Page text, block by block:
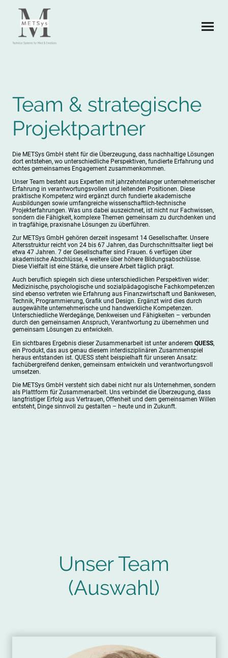
Team & strategische
Projektpartner
Die METSys GmbH steht für die Überzeugung, dass nachhaltige Lösungen
dort entstehen, wo unterschiedliche Perspektiven, fundierte Erfahrung und
echtes gemeinsames Engagement zusammenkommen.
Unser Team besteht aus Experten mit jahrzehntelanger unternehmerischer
Erfahrung in verantwortungsvollen und leitenden Positionen. Diese
praktische Kompetenz wird ergänzt durch fundierte akademische
Ausbildungen sowie umfangreiche wissenschaftlich-technische
Projekterfahrungen. Was uns dabei auszeichnet, ist nicht nur Fachwissen,
sondern die Fähigkeit, komplexe Themen gemeinsam zu durchdenken und
in tragfähige, praxisnahe Lösungen zu überführen.
Zur METSys GmbH gehören derzeit insgesamt 14 Gesellschafter. Unsere
Altersstruktur reicht von 24 bis 67 Jahren, das Durchschnittsalter liegt bei
etwa 47 Jahren. 7 der Gesellschafter sind Frauen. 6 verfügen über
akademische Abschlüsse, 4 weitere über höhere Bildungsabschlüsse.
Diese Vielfalt ist eine Stärke, die unsere Arbeit täglich prägt.
Auch beruflich spiegeln sich diese unterschiedlichen Perspektiven wider:
Medizinische, psychologische und sozialpädagogische Fachkompetenzen
sind ebenso vertreten wie Erfahrung aus Finanzwirtschaft und Bankwesen,
Technik, Programmierung, Grafik und Design. Ergänzt wird dies durch
ausgewählte unternehmerische und handwerkliche Kompetenzen.
Unterschiedliche Werdegänge, Denkweisen und Fähigkeiten – verbunden
durch den gemeinsamen Anspruch, Verantwortung zu übernehmen und
gemeinsam Lösungen zu entwickeln.
Ein sichtbares Ergebnis dieser Zusammenarbeit ist unter anderem QUESS,
ein Produkt, das aus genau diesem interdisziplinären Zusammenspiel
heraus entstanden ist. QUESS steht beispielhaft für unseren Ansatz:
fachübergreifend denken, gemeinsam entwickeln und verantwortungsvoll
umsetzen.
Die METSys GmbH versteht sich dabei nicht nur als Unternehmen, sondern
als Plattform für Zusammenarbeit. Uns verbindet die Überzeugung, dass
langfristiger Erfolg aus Vertrauen, Offenheit und dem gemeinsamen Willen
entsteht, Dinge sinnvoll zu gestalten – heute und in Zukunft.
Unser Team
(Auswahl)